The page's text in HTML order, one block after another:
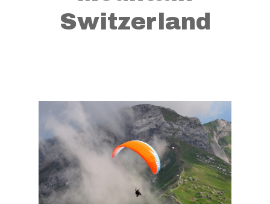
Switzerland